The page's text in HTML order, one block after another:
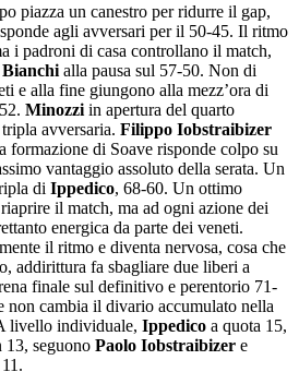
piazza un canestro per ridurre il gap,
agli avversari per il 50-45. Il ritmo
i padroni di casa controllano il match,
Bianchi alla pausa sul 57-50. Non di
e alla fine giungono alla mezz’ora di
Minozzi in apertura del quarto
avversaria. Filippo Iobstraibizer
formazione di Soave risponde colpo su
vantaggio assoluto della serata. Un
di Ippedico, 68-60. Un ottimo
il match, ma ad ogni azione dei
energica da parte dei veneti.
il ritmo e diventa nervosa, cosa che
addirittura fa sbagliare due liberi a
finale sul definitivo e perentorio 71-
non cambia il divario accumulato nella
livello individuale, Ippedico a quota 15,
13, seguono Paolo Iobstraibizer e